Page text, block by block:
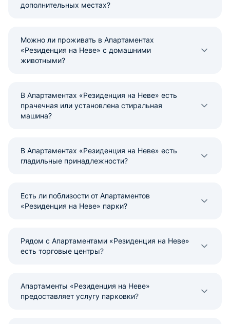
дополнительных местах?
Можно ли проживать в Апартаментах
«Резиденция на Неве» с домашними
животными?
В Апартаментах «Резиденция на Неве» есть
прачечная или установлена стиральная
машина?
В Апартаментах «Резиденция на Неве» есть
гладильные принадлежности?
Есть ли поблизости от Апартаментов
«Резиденция на Неве» парки?
Рядом с Апартаментами «Резиденция на Неве»
есть торговые центры?
Апартаменты «Резиденция на Неве»
предоставляет услугу парковки?